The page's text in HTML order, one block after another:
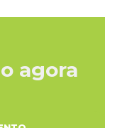
agora